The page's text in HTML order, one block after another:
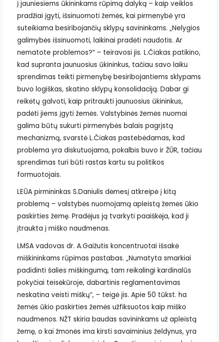
į jauniesiems ūkininkams rūpimą dalyką – kaip veiklos
pradžiai įgyti, išsinuomoti žemės, kai pirmenybė yra
suteikiama besiribojančių sklypų savininkams. „Nelygios
galimybės išsinuomoti, laikinai pradėti naudotis. Ar
nematote problemos?“ – teiravosi jis. L.Čiakas patikino,
kad supranta jaunuosius ūkininkus, tačiau savo laiku
sprendimas teikti pirmenybę besiribojantiems sklypams
buvo logiškas, skatino sklypų konsolidaciją. Dabar gi
reikėtų galvoti, kaip pritraukti jaunuosius ūkininkus,
padėti jiems įgyti žemės. Valstybinės žemės nuomai
galima būtų sukurti pirmenybės balais pagrįstą
mechanizmą, svarstė L.Čiakas pastebėdamas, kad
problema yra diskutuojama, pokalbis buvo ir ŽŪR, tačiau
sprendimas turi būti rastas kartu su politikos
formuotojais.
LEŪA pirmininkas S.Daniulis dėmesį atkreipė į kitą
problemą – valstybės nuomojamą apleistą žemės ūkio
paskirties žemę. Pradėjus ją tvarkyti paaiškėja, kad ji
įtraukta į miško naudmenas.
LMSA vadovas dr. A.Gaižutis koncentruotai išsakė
miškininkams rūpimas pastabas. „Numatyta smarkiai
padidinti šalies miškingumą, tam reikalingi kardinalūs
pokyčiai teisėkūroje, dabartinis reglamentavimas
neskatina veisti miškų“, – teigė jis. Apie 50 tūkst. ha
žemės ūkio paskirties žemės užfiksuotos kaip miško
naudmenos. NŽT skiria baudas savininkams už apleistą
žemę, o kai žmonės ima kirsti savaiminius želdynus, yra